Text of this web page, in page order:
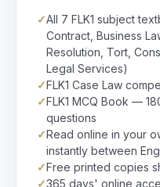
✓All 7 FLK1 subject
Contract, Business
Resolution, Tort,
Legal Services)
✓FLK1 Case Law
✓FLK1 MCQ Book —
questions
✓Read online in your
instantly between
✓Free printed copies
✓365 days' online